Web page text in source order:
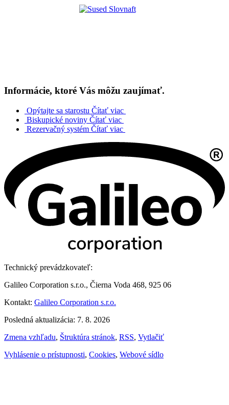
Informácie, ktoré Vás môžu zaujímať.
Opýtajte sa starostu Čítať viac
Biskupické noviny Čítať viac
Rezervačný systém Čítať viac
Technický prevádzkovateľ:
Galileo Corporation s.r.o., Čierna Voda 468, 925 06
Kontakt: Galileo Corporation s.r.o.
Posledná aktualizácia: 7. 8. 2026
Zmena vzhľadu, Štruktúra stránok, RSS, Vytlačiť
Vyhlásenie o prístupnosti, Cookies, Webové sídlo